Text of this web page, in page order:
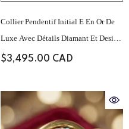
Collier Pendentif Initial E En Or De
Luxe Avec Détails Diamant Et Design
Minimaliste Épuré
$3,495.00 CAD